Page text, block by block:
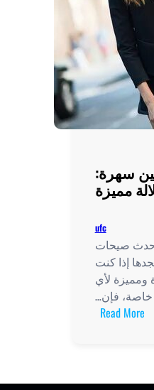
سهرة:
مميزة
ufc
صيحات
إذا كنت
لأي
فإن…
Read More
:
سهرة: